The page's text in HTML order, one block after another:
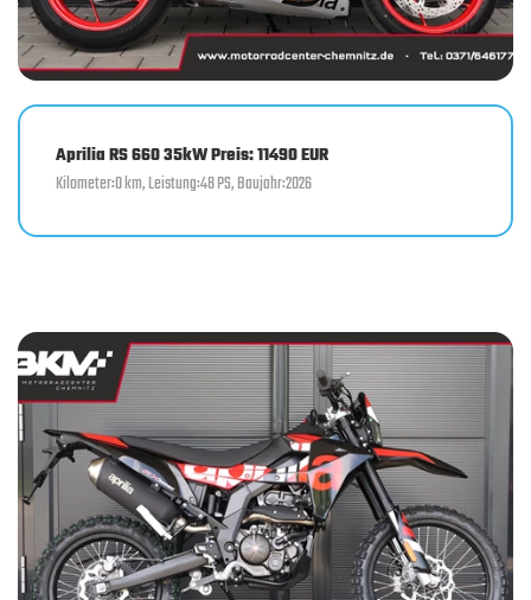
Aprilia RS 660 35kW Preis: 11490 EUR
Kilometer:0 km, Leistung:48 PS, Baujahr:2026